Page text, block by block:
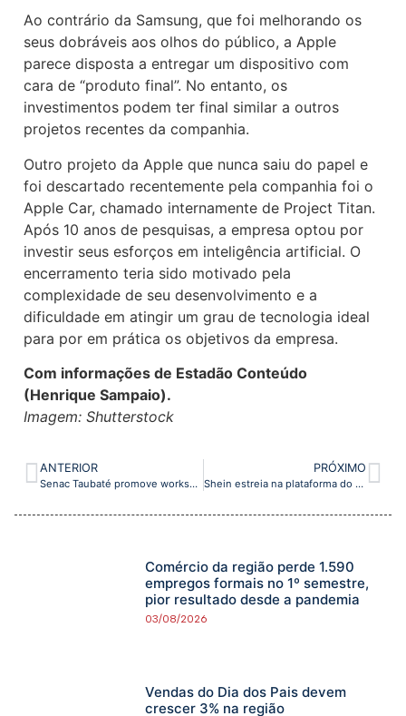
Ao contrário da Samsung, que foi melhorando os
seus dobráveis aos olhos do público, a Apple
parece disposta a entregar um dispositivo com
cara de “produto final”. No entanto, os
investimentos podem ter final similar a outros
projetos recentes da companhia.
Outro projeto da Apple que nunca saiu do papel e
foi descartado recentemente pela companhia foi o
Apple Car, chamado internamente de Project Titan.
Após 10 anos de pesquisas, a empresa optou por
investir seus esforços em inteligência artificial. O
encerramento teria sido motivado pela
complexidade de seu desenvolvimento e a
dificuldade em atingir um grau de tecnologia ideal
para por em prática os objetivos da empresa.
Com informações de Estadão Conteúdo
(Henrique Sampaio).
Imagem: Shutterstock
ANTERIOR
Senac Taubaté promove workshops gratuitos sobre Autodesk
PRÓXIMO
Shein estreia na plataforma do shopping Nubank com 3% de cashback em todas as categorias
Comércio da região perde 1.590
empregos formais no 1º semestre,
pior resultado desde a pandemia
03/08/2026
Vendas do Dia dos Pais devem
crescer 3% na região